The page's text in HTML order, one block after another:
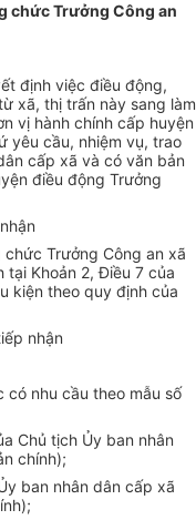
chức Trưởng Công an
định việc điều động,
xã, thị trấn này sang làm
vị hành chính cấp huyện
yêu cầu, nhiệm vụ, trao
cấp xã và có văn bản
điều động Trưởng
Trưởng Công an xã
tại Khoản 2, Điều 7 của
kiện theo quy định của
nhận
nhu cầu theo mẫu số
Chủ tịch Ủy ban nhân
chính);
ban nhân dân cấp xã